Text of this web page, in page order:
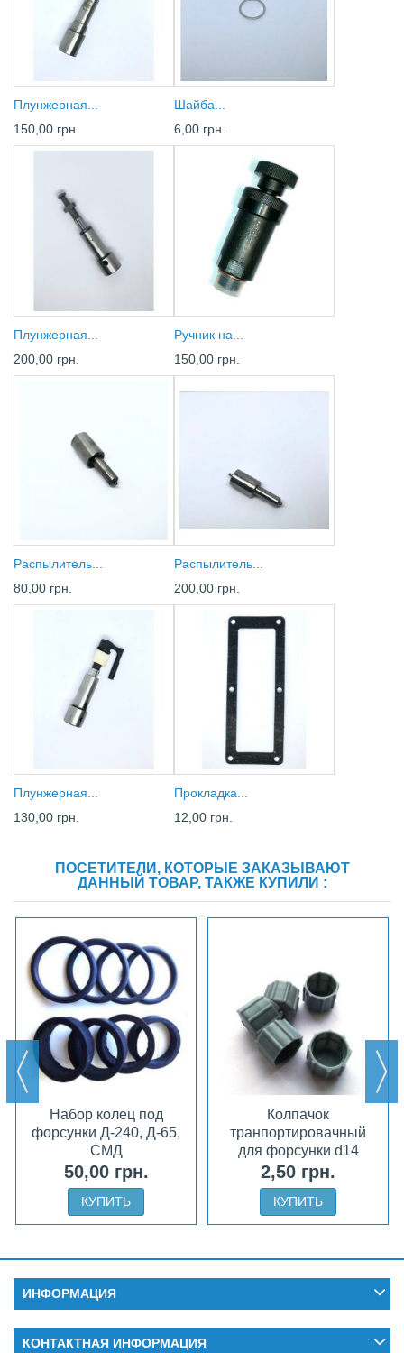
Плунжерная...
150,00 грн.
Шайба...
6,00 грн.
Плунжерная...
200,00 грн.
Ручник на...
150,00 грн.
Распылитель...
80,00 грн.
Распылитель...
200,00 грн.
Плунжерная...
130,00 грн.
Прокладка...
12,00 грн.
ПОСЕТИТЕЛИ, КОТОРЫЕ ЗАКАЗЫВАЮТ
ДАННЫЙ ТОВАР, ТАКЖЕ КУПИЛИ :
Набор колец под
форсунки Д-240, Д-65,
СМД
50,00 грн.
КУПИТЬ
Колпачок
транпортировачный
для форсунки d14
2,50 грн.
КУПИТЬ
ИНФОРМАЦИЯ
КОНТАКТНАЯ ИНФОРМАЦИЯ